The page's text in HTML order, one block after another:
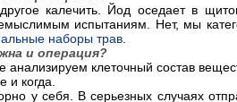
калечить. Йод оседает в
испытаниям. Нет, мы
наборы трав.
и операция?
клеточный состав
и когда.
у себя. В серьезных случаях